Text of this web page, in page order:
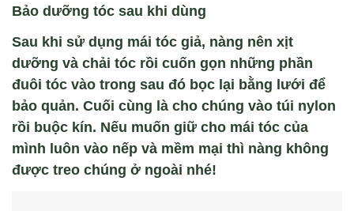
Bảo dưỡng tóc sau khi dùng
Sau khi sử dụng mái tóc giả, nàng nên xịt
dưỡng và chải tóc rồi cuốn gọn những phần
đuôi tóc vào trong sau đó bọc lại bằng lưới để
bảo quản. Cuối cùng là cho chúng vào túi nylon
rồi buộc kín. Nếu muốn giữ cho mái tóc của
mình luôn vào nếp và mềm mại thì nàng không
được treo chúng ở ngoài nhé!